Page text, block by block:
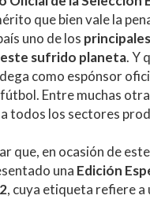
que bien vale la
uno de los
sufrido planeta. Y
como espónsor
Entre muchas
todos los sectores
que, en ocasión de
una Edición
, cuya etiqueta refiere a